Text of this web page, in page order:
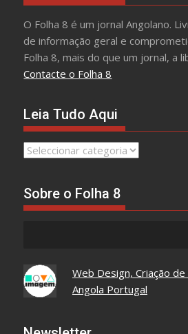
O Folha 8 é um jornal Angolano.
de informação geral e
Folha 8, mais do que um jornal, a
Contacte o Folha 8
Leia Tudo Aqui
Leia
Sobre o Folha 8
Web Design, Criação
Angola Portugal